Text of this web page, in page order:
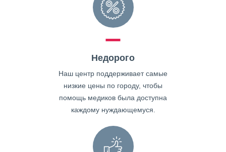
Недорого
Наш центр поддерживает самые
низкие цены по городу, чтобы
помощь медиков была доступна
каждому нуждающемуся.